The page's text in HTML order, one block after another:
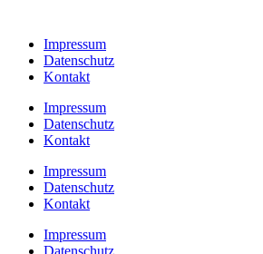
Impressum
Datenschutz
Kontakt
Impressum
Datenschutz
Kontakt
Impressum
Datenschutz
Kontakt
Impressum
Datenschutz